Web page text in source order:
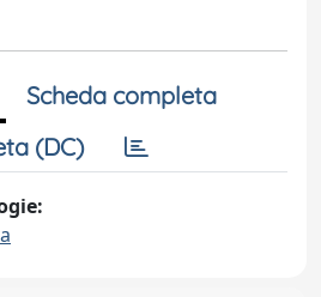
Scheda completa
(DC)